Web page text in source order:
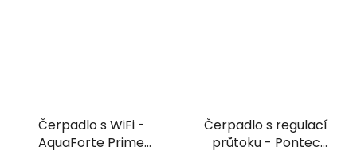
Čerpadlo s WiFi -
AquaForte Prime
Čerpadlo s regulací
průtoku - Pontec